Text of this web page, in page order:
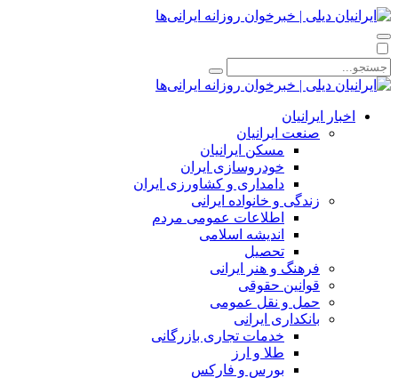
اخبار ایرانیان
صنعت ایرانیان
مسکن ایرانیان
خودروسازی ایران
دامداری و کشاورزی ایران
زندگی و خانواده ایرانی
اطلاعات عمومی مردم
اندیشه اسلامی
تحصیل
فرهنگ و هنر ایرانی
قوانین حقوقی
حمل و نقل عمومی
بانکداری ایرانی
خدمات تجاری بازرگانی
طلا و ارز
بورس و فارکس